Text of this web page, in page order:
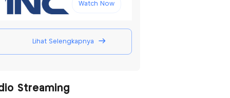
Watch Now
Lihat Selengkapnya
Streaming